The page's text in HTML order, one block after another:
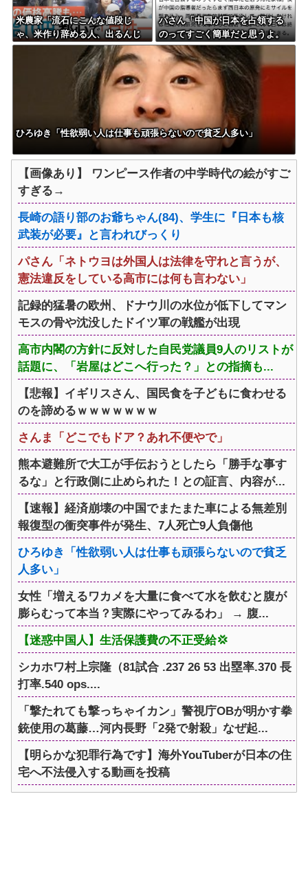
米農家「流石にこんな値段じ
ゃ、米作り辞める人、出るんじ
ゃないかなあ？？」
パさん「中国が日本を占領する
のってすごく簡単だと思うよ。
西日本の原発にミサイルを撃ち
込めばいい」
ひろゆき「性欲弱い人は仕事も頑張らないので貧乏人多い」
【画像あり】 ワンピース作者の中学時代の絵がすご
すぎる→
長崎の語り部のお爺ちゃん(84)、学生に『日本も核
武装が必要』と言われびっくり
パさん「ネトウヨは外国人は法律を守れと言うが、
憲法違反をしている高市には何も言わない」
記録的猛暑の欧州、ドナウ川の水位が低下してマン
モスの骨や沈没したドイツ軍の戦艦が出現
高市内閣の方針に反対した自民党議員9人のリストが
話題に、「岩屋はどこへ行った？」との指摘も...
【悲報】イギリスさん、国民食を子どもに食わせる
のを諦めるｗｗｗｗｗｗｗ
さんま「どこでもドア？あれ不便やで」
熊本避難所で大工が手伝おうとしたら「勝手な事す
るな」と行政側に止められた！との証言、内容が...
【速報】経済崩壊の中国でまたまた車による無差別
報復型の衝突事件が発生、7人死亡9人負傷他
ひろゆき「性欲弱い人は仕事も頑張らないので貧乏
人多い」
女性「増えるワカメを大量に食べて水を飲むと腹が
膨らむって本当？実際にやってみるわ」 → 腹...
【迷惑中国人】生活保護費の不正受給💢
シカホワ村上宗隆（81試合 .237 26 53 出塁率.370 長
打率.540 ops....
「撃たれても撃っちゃイカン」警視庁OBが明かす拳
銃使用の葛藤…河内長野「2発で射殺」なぜ起...
【明らかな犯罪行為です】海外YouTuberが日本の住
宅へ不法侵入する動画を投稿